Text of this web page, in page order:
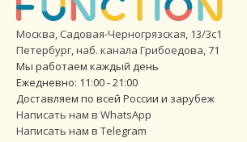
Москва, Садовая-Черногрязская, 13/3с1
Петербург,наб. канала Грибоедова, 71
Мы работаем каждый день
Ежедневно: 11:00 - 21:00
Доставляем по всей России и зарубеж
Написать нам в WhatsApp
Написать нам в Telegram